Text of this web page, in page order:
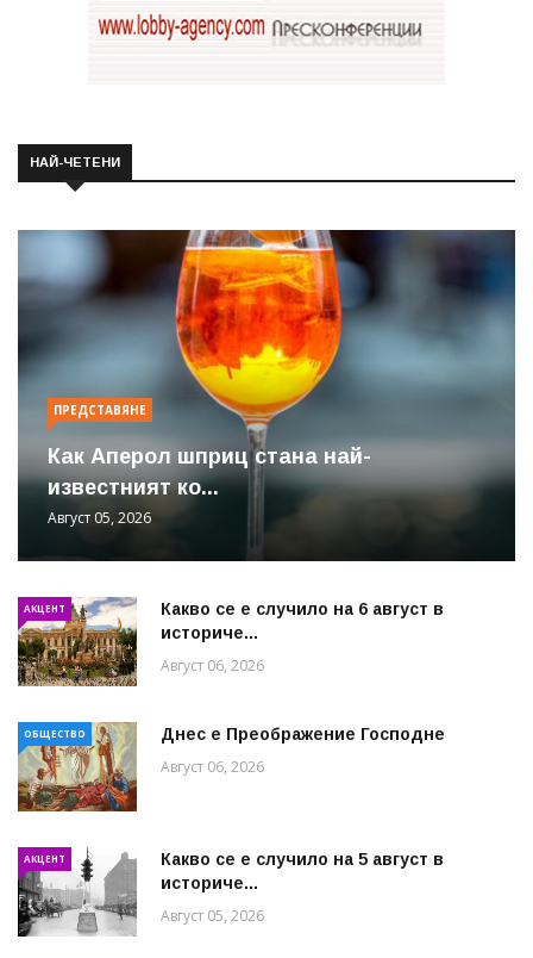
НАЙ-ЧЕТЕНИ
ПРЕДСТАВЯНЕ
Как Аперол шприц стана най-
известният ко...
Август 05, 2026
АКЦЕНТ
Какво се е случило на 6 август в
историче...
Август 06, 2026
ОБЩЕСТВО Днес е Преображение Господне
Август 06, 2026
АКЦЕНТ
Какво се е случило на 5 август в
историче...
Август 05, 2026